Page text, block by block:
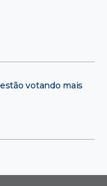
votando mais